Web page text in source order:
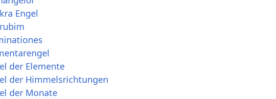
Engel
der Elemente
der Himmelsrichtungen
der Monate